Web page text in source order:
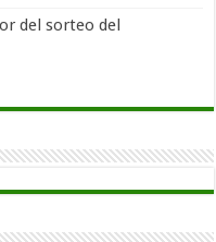
del sorteo del